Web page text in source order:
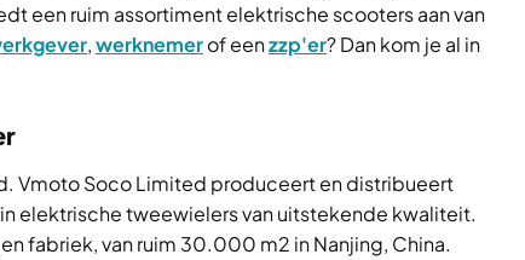
een ruim assortiment elektrische scooters aan van
,werknemerof eenzzp'er? Dan kom je al in
Vmoto Soco Limited produceert en distribueert
elektrische tweewielers van uitstekende kwaliteit.
fabriek, van ruim 30.000 m2 in Nanjing, China.